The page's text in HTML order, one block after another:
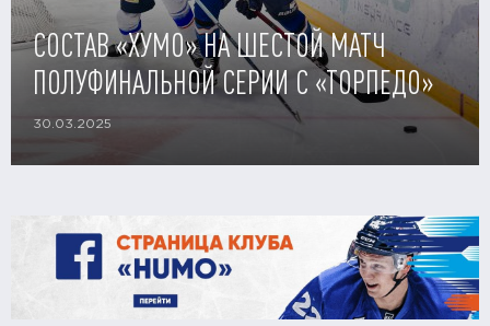
СОСТАВ «ХУМО» НА ШЕСТОЙ МАТЧ
ПОЛУФИНАЛЬНОЙ СЕРИИ С «ТОРПЕДО»
30.03.2025